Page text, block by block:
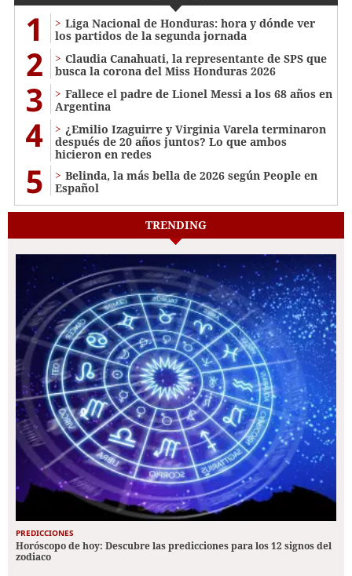
1
Liga Nacional de Honduras: hora y dónde ver
los partidos de la segunda jornada
2
Claudia Canahuati, la representante de SPS que
busca la corona del Miss Honduras 2026
3
Fallece el padre de Lionel Messi a los 68 años en
Argentina
4
¿Emilio Izaguirre y Virginia Varela terminaron
después de 20 años juntos? Lo que ambos
hicieron en redes
5
Belinda, la más bella de 2026 según People en
Español
TRENDING
PREDICCIONES
Horóscopo de hoy: Descubre las predicciones para los 12 signos del
zodiaco